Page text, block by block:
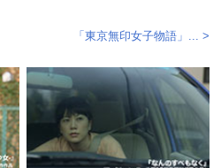
「東京無印女子物語」... >